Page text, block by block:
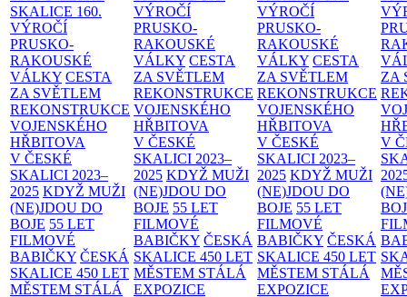
SKALICE 160.
VÝROČÍ
PRUSKO-
RAKOUSKÉ
VÁLKY CESTA
ZA SVĚTLEM
REKONSTRUKCE
VOJENSKÉHO
HŘBITOVA
V ČESKÉ
SKALICI 2023–
2025 KDYŽ MUŽI
(NE)JDOU DO
BOJE 55 LET
FILMOVÉ
BABIČKY ČESKÁ
SKALICE 450 LET
MĚSTEM STÁLÁ
VÝROČÍ
PRUSKO-
RAKOUSKÉ
VÁLKY CESTA
ZA SVĚTLEM
REKONSTRUKCE
VOJENSKÉHO
HŘBITOVA
V ČESKÉ
SKALICI 2023–
2025 KDYŽ MUŽI
(NE)JDOU DO
BOJE 55 LET
FILMOVÉ
BABIČKY ČESKÁ
SKALICE 450 LET
MĚSTEM STÁLÁ
EXPOZICE
VÝROČÍ
PRUSKO-
RAKOUSKÉ
VÁLKY CESTA
ZA SVĚTLEM
REKONSTRUKCE
VOJENSKÉHO
HŘBITOVA
V ČESKÉ
SKALICI 2023–
2025 KDYŽ MUŽI
(NE)JDOU DO
BOJE 55 LET
FILMOVÉ
BABIČKY ČESKÁ
SKALICE 450 LET
MĚSTEM STÁLÁ
EXPOZICE
ZA
V